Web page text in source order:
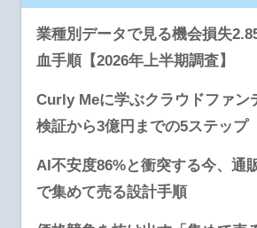
業種別データで見る機会損失
血手順【2026年上半期調査】
Curly Meに学ぶクラウドファン
検証から3億円までの5ステップ
AI不安度86%と衝突する今、通
で集めて売る設計手順